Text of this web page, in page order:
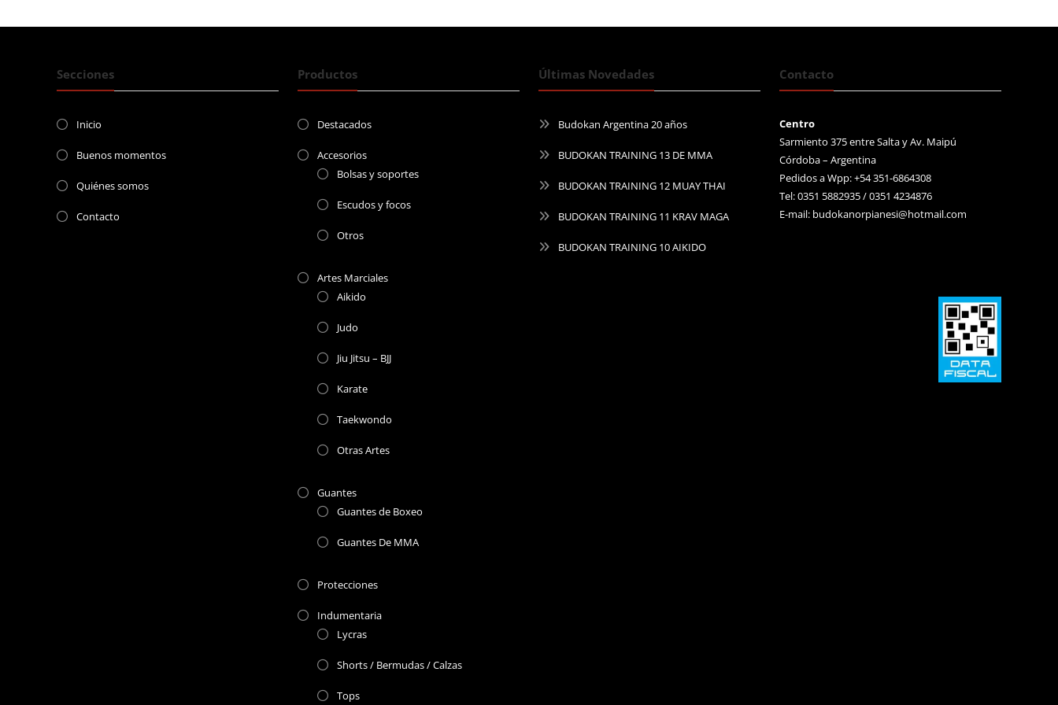
Secciones
Inicio
Buenos momentos
Quiénes somos
Contacto
Productos
Destacados
Accesorios
Bolsas y soportes
Escudos y focos
Otros
Artes Marciales
Aikido
Judo
Jiu Jitsu – BJJ
Karate
Taekwondo
Otras Artes
Guantes
Guantes de Boxeo
Guantes De MMA
Protecciones
Indumentaria
Lycras
Shorts / Bermudas / Calzas
Tops
Últimas Novedades
Budokan Argentina 20 años
BUDOKAN TRAINING 13 DE MMA
BUDOKAN TRAINING 12 MUAY THAI
BUDOKAN TRAINING 11 KRAV MAGA
BUDOKAN TRAINING 10 AIKIDO
Contacto
Centro
Sarmiento 375 entre Salta y Av. Maipú
Córdoba – Argentina
Pedidos a Wpp: +54 351-6864308
Tel: 0351 5882935 / 0351 4234876
E-mail: budokanorpianesi@hotmail.com